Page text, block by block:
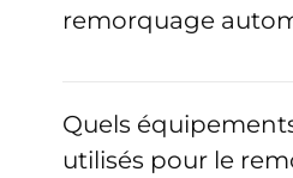
remorquage
Quels
utilisés pour le